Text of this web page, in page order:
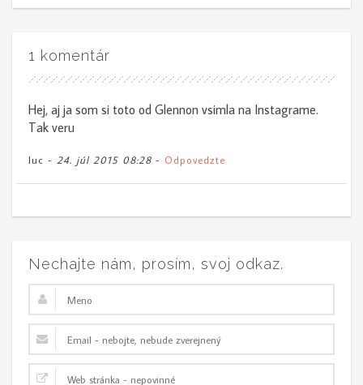
1 komentár
Hej, aj ja som si toto od Glennon vsimla na Instagrame.
Tak veru
luc - 24. júl 2015 08:28 - Odpovedzte
Nechajte nám, prosím, svoj odkaz.